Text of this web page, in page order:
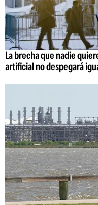
La brecha que nadie
artificial no despegará